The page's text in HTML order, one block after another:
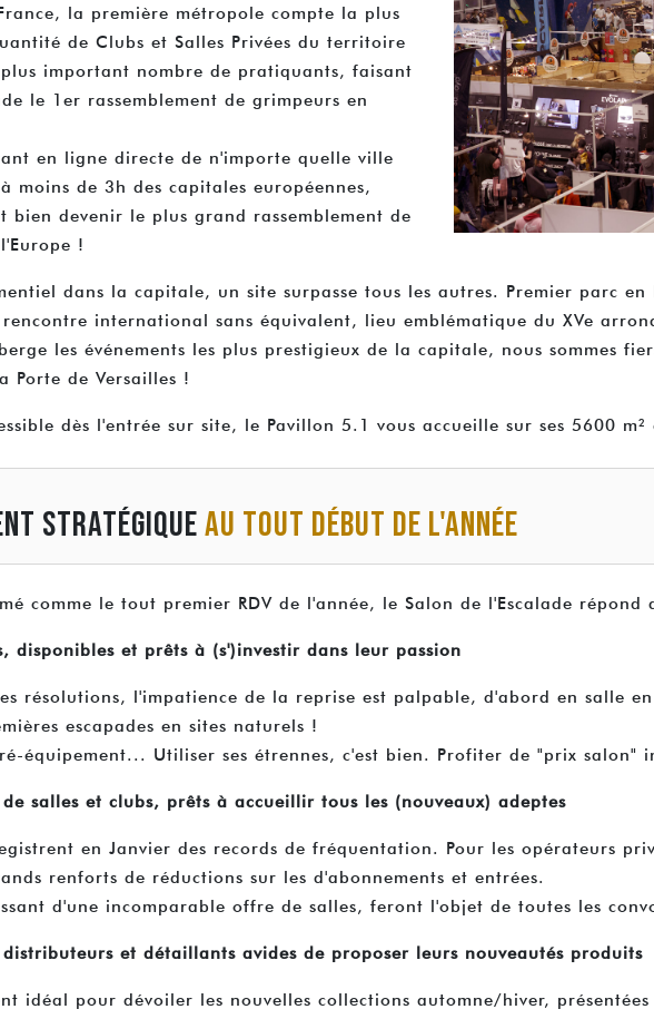
la première métropole compte la plus
de Clubs et Salles Privées du territoire
important nombre de pratiquants, faisant
le 1er rassemblement de grimpeurs en
en ligne directe de n'importe quelle ville
moins de 3h des capitales européennes,
bien devenir le plus grand rassemblement de
!
dans la capitale, un site surpasse tous les autres. Premier parc
international sans équivalent, lieu emblématique du XVe
les événements les plus prestigieux de la capitale, nous sommes
Porte de Versailles !
dès l'entrée sur site, le Pavillon 5.1 vous accueille sur ses 5600
STRATÉGIQUEAU TOUT DÉBUT DE L'ANNÉE
comme le tout premier RDV de l'année, le Salon de l'Escalade
disponibles et prêts à (s')investir dans leur passion
résolutions, l'impatience de la reprise est palpable, d'abord en salle
escapades en sites naturels !
équipement... Utiliser ses étrennes, c'est bien. Profiter de "prix salon"
salles et clubs, prêts à accueillir tous les (nouveaux) adeptes
en Janvier des records de fréquentation. Pour les opérateurs
renforts de réductions sur les d'abonnements et entrées.
d'une incomparable offre de salles, feront l'objet de toutes les
et détaillants avides de proposer leurs nouveautés produits
idéal pour dévoiler les nouvelles collections automne/hiver,